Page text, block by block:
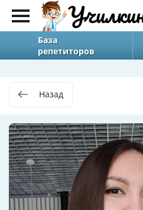
База
репетиторов
Назад